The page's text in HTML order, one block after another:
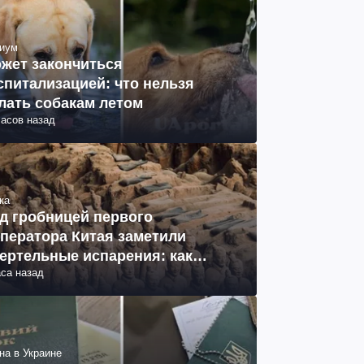
закончиться
что нельзя
собакам летом
назад
гробницей первого
Китая заметили
испарения: как
(фото)
назад
в Украине